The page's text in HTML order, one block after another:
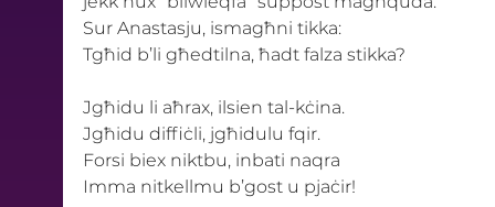
Sur Anastasju, ismagħni tikka:
Tgħid b’li għedtilna, ħadt falza stikka?
Jgħidu li aħrax, ilsien tal-kċina.
Jgħidu diffiċli, jgħidulu fqir.
Forsi biex niktbu, inbati naqra
Imma nitkellmu b’gost u pjaċir!